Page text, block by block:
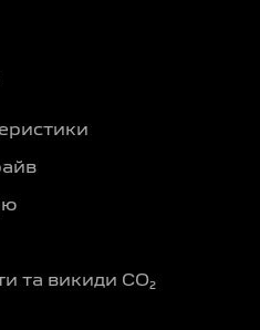
та викиди CO₂